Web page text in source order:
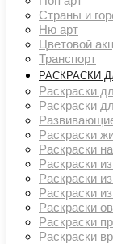
Страны и
Ню арт
Цветовой
Транспорт
РАСКРАСКИ
Раскраски
Раскраски
Раскраски
Раскраски
Раскраски
Раскраски
Раскраски
Раскраски
Раскраски
Раскраски